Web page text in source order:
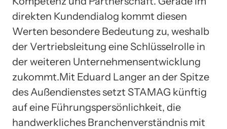
direkten Kundendialog kommt diesen
Werten besondere Bedeutung zu, weshalb
der Vertriebsleitung eine Schlüsselrolle in
der weiteren Unternehmensentwicklung
zukommt.Mit Eduard Langer an der Spitze
des Außendienstes setzt STAMAG künftig
auf eine Führungspersönlichkeit, die
handwerkliches Branchenverständnis mit